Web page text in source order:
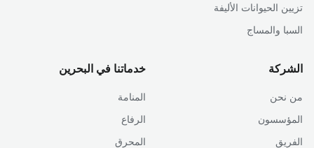
تزيين الحيوانات الأليفة
السبا والمساج
الشركة
من نحن
المؤسسون
الفريق
خدماتنا في البحرين
المنامة
الرفاع
المحرق